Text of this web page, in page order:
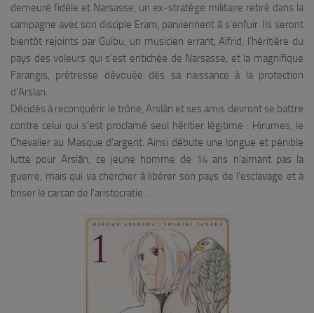
demeuré fidèle et Narsasse, un ex-stratège militaire retiré dans la
campagne avec son disciple Eram, parviennent à s’enfuir. Ils seront
bientôt rejoints par Guibu, un musicien errant, Alfrid, l’héritière du
pays des voleurs qui s’est entichée de Narsasse, et la magnifique
Farangis, prêtresse dévouée dès sa naissance à la protection
d’Arslan.
Décidés à reconquérir le trône, Arslân et ses amis devront se battre
contre celui qui s’est proclamé seul héritier légitime : Hirumes, le
Chevalier au Masque d’argent. Ainsi débute une longue et pénible
lutte pour Arslân, ce jeune homme de 14 ans n’aimant pas la
guerre, mais qui va chercher à libérer son pays de l’esclavage et à
briser le carcan de l’aristocratie…